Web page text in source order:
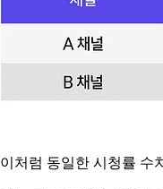
이처럼 동일한 시청률 수